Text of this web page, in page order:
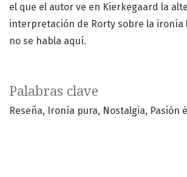
Palabras clave
Reseña Ironía pura Nostalgia Pasión
el que el autor ve en Kierkegaard la
interpretación de Rorty sobre la ironía
no se habla aquí.